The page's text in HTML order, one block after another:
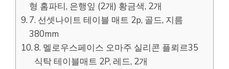
형 홈파티, 은행잎 (2개) 황금색, 2개
7. 선셋나이트 테이블 매트 2p, 골드, 지름
380mm
8. 멜로우스페이스 오마주 실리콘 플뢰르35
식탁 테이블매트 2P, 레드, 2개